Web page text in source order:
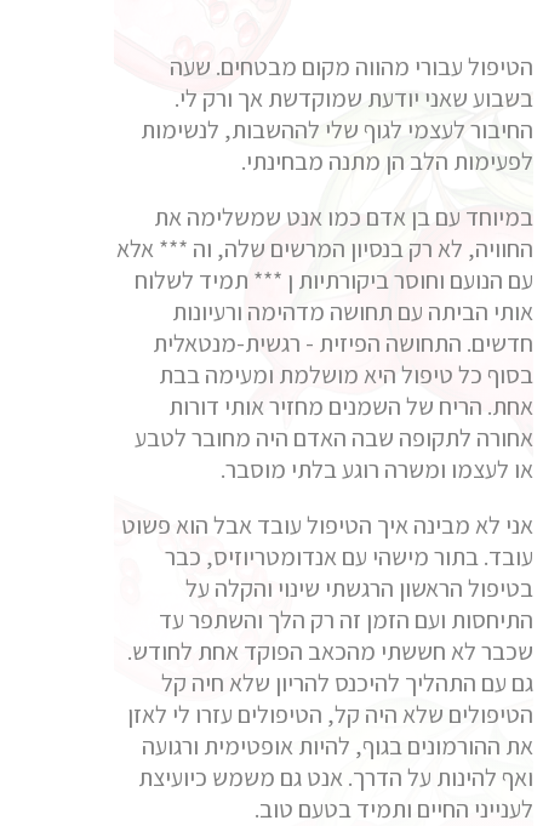
הטיפול עבורי מהווה מקום מבטחים. שעה
בשבוע שאני יודעת שמוקדשת אך ורק לי.
החיבור לעצמי לגוף שלי לההשבות, לנשימות
לפעימות הלב הן מתנה מבחינתי.
במיוחד עם בן אדם כמו אנט שמשלימה את
החוויה, לא רק בנסיון המרשים שלה, וה *** אלא
עם הנועם וחוסר ביקורתיות ן *** תמיד לשלוח
אותי הביתה עם תחושה מדהימה ורעיונות
חדשים. התחושה הפיזית - רגשית-מנטאלית
בסוף כל טיפול היא מושלמת ומעימה בבת
אחת. הריח של השמנים מחזיר אותי דורות
אחורה לתקופה שבה האדם היה מחובר לטבע
או לעצמו ומשרה רוגע בלתי מוסבר.
אני לא מבינה איך הטיפול עובד אבל הוא פשוט
עובד. בתור מישהי עם אנדומטריוזיס, כבר
בטיפול הראשון הרגשתי שינוי והקלה על
התיחסות ועם הזמן זה רק הלך והשתפר עד
שכבר לא חששתי מהכאב הפוקד אחת לחודש.
גם עם התהליך להיכנס להריון שלא חיה קל
הטיפולים שלא היה קל, הטיפולים עזרו לי לאזן
את ההורמונים בגוף, להיות אופטימית ורגועה
ואף להינות על הדרך. אנט גם משמש כיועיצת
לענייני החיים ותמיד בטעם טוב.